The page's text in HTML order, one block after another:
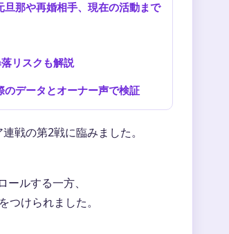
那や再婚相手、現在の活動まで
リスクも解説
のデータとオーナー声で検証
戦の第2戦に臨みました。
ルする一方、
けられました。